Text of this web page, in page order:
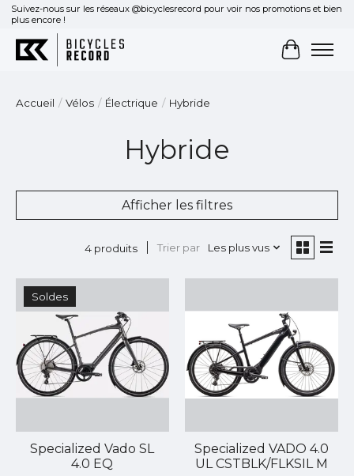
Suivez-nous sur les réseaux @bicyclesrecord pour voir nos promotions et bien
plus encore !
Panier
Accueil / Vélos / Électrique / Hybride
Hybride
Afficher les filtres
4 produits Trier par Les plus vus
Soldes
Specialized Vado SL
4.0 EQ
Specialized VADO 4.0
UL CSTBLK/FLKSIL M